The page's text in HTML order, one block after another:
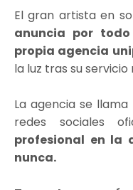
El gran artista en
anuncia por
propia agencia
la luz tras su
La agencia se llama
redes sociales
profesional en la
nunca.